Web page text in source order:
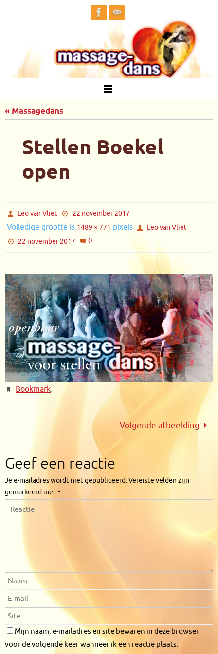
« Massagedans
Stellen Boekel
open
Leo van Vliet 22 november 2017
Volledige grootte is 1489 × 771 pixels
Leo van Vliet
22 november 2017
0
Bookmark.
Volgende afbeelding
Geef een reactie
Je e-mailadres wordt niet gepubliceerd.Vereiste velden zijn
gemarkeerd met*
Mijn naam, e-mailadres en site bewaren in deze browser
voor de volgende keer wanneer ik een reactie plaats.